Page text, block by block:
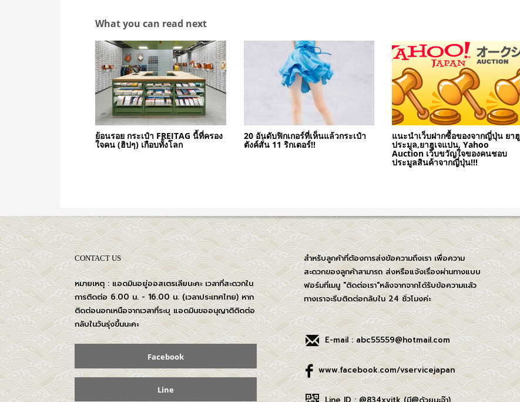
What you can read next
ย้อนรอย กระเป๋า FREITAG นี้ที่ครอง
ใจคน (ฮิปๆ) เกือบทั้งโลก
20 อันดับฟิกเกอร์ที่เห็นแล้วกระเป๋า
ตังค์สั่น 11 ริกเตอร์!!
แนะนำเว็บฝากซื้อของจากญี่ปุ่น ยาฮู
ประมูล,ยาฮูเจแปน, Yahoo
Auction เว็บขวัญใจของคนชอบ
ประมูลสินค้าจากญี่ปุ่น!!!
CONTACT US
หมายเหตุ : แอดมินอยู่ออสเตรเลียนะคะ เวลาที่สะดวกใน
การติดต่อ 6.00 น. - 16.00 น. (เวลาประเทศไทย) หาก
ติดต่อนอกเหนือจากเวลาที่ระบุ แอดมินขออนุญาติติดต่อ
กลับในวันรุ่งขึ้นนะคะ
Facebook
Line
สำหรับลูกค้าที่ต้องการส่งข้อความถึงเรา เพื่อความ
สะดวกของลูกค้าสามารถ ส่งหรือแจ้งเรื่องผ่านทางแบบ
ฟอร์มที่เมนู "ติดต่อเรา"หลังจากจากได้รับข้อความเเล้ว
ทางเราจะรีบติดต่อกลับใน 24 ชั่วโมงค่ะ
E-mail : abc55559@hotmail.com
www.facebook.com/vservicejapan